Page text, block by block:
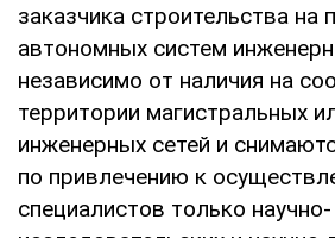
заказчика строительства на
автономных систем
независимо от наличия на
территории магистральных
инженерных сетей и
по привлечению к
специалистов только научно-